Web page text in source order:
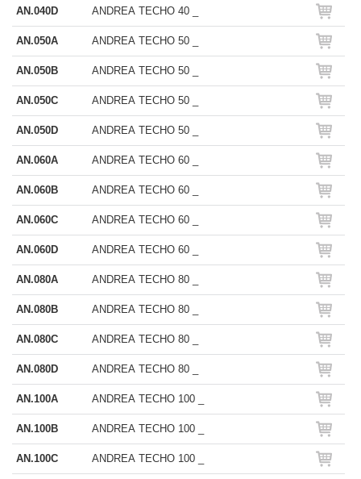
AN.040D ANDREA TECHO 40 _
AN.050A ANDREA TECHO 50 _
AN.050B ANDREA TECHO 50 _
AN.050C ANDREA TECHO 50 _
AN.050D ANDREA TECHO 50 _
AN.060A ANDREA TECHO 60 _
AN.060B ANDREA TECHO 60 _
AN.060C ANDREA TECHO 60 _
AN.060D ANDREA TECHO 60 _
AN.080A ANDREA TECHO 80 _
AN.080B ANDREA TECHO 80 _
AN.080C ANDREA TECHO 80 _
AN.080D ANDREA TECHO 80 _
AN.100A ANDREA TECHO 100 _
AN.100B ANDREA TECHO 100 _
AN.100C ANDREA TECHO 100 _